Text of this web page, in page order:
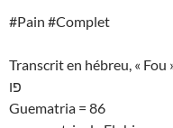
#Pain #Complet
Transcrit en hébreu, « Fou
פו
Guematria = 86